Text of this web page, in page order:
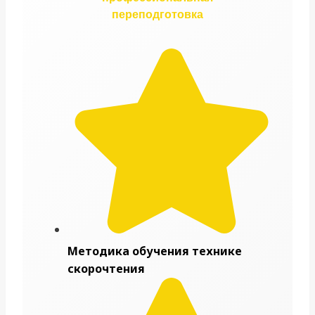
переподготовка
Методика обучения технике
скорочтения